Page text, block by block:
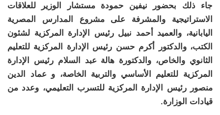
جاء ذلك بحضور نيفين حمودة مستشار الوزير للعلاقات
الاستراتيجية والمشرفة على مشروع المدارس المصرية
اليابانية، والعميد أحمد نبيل رئيس الإدارة المركزية لشئون
الكتب، والدكتور أكرم حسن رئيس الإدارة المركزية للتعليم
الثانوي والخاص، والدكتورة هالة عبد السلام رئيس الإدارة
المركزية للتعليم الأساسي والتربية الخاصة، و عماد الدين
منصور رئيس الإدارة المركزية للتسرب التعليمي، وعدد من
قيادات الوزارة.